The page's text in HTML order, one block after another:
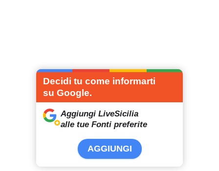
Decidi tu come informarti
su Google.
Aggiungi LiveSicilia
alle tue Fonti preferite
AGGIUNGI